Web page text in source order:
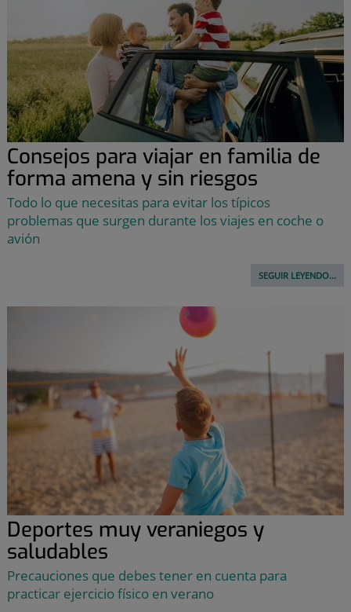
Consejos para viajar en familia de
forma amena y sin riesgos
Todo lo que necesitas para evitar los típicos
problemas que surgen durante los viajes en coche o
avión
SEGUIR LEYENDO...
Deportes muy veraniegos y
saludables
Precauciones que debes tener en cuenta para
practicar ejercicio físico en verano